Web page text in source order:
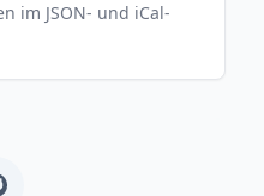
im JSON- und iCal-